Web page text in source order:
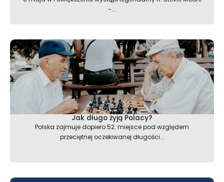
-...
Jak długo żyją Polacy?
Polska zajmuje dopiero 52. miejsce pod względem
przeciętnej oczekiwanej długości...